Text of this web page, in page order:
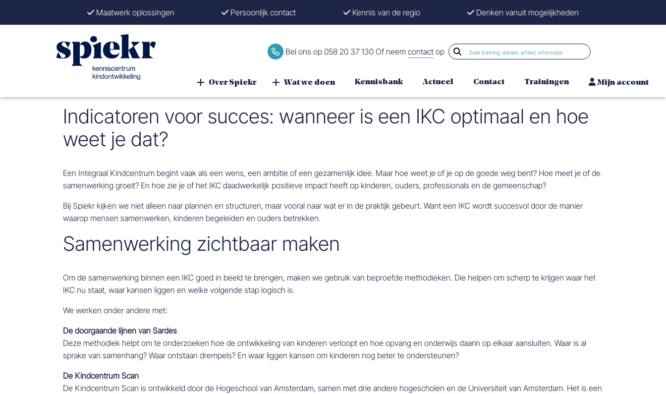
Maatwerk oplossingen Persoonlijk contact Kennis van de regio Denken vanuit mogelijkheden
Over Spiekr Wat we doen Kennisbank Actueel Contact Trainingen Mijn account
Bel ons op 058 20 37 130 Of neem contact op
Indicatoren voor succes: wanneer is een IKC optimaal en hoe
weet je dat?
Een Integraal Kindcentrum begint vaak als een wens, een ambitie of een gezamenlijk idee. Maar hoe weet je of je op de goede weg bent? Hoe meet je of de
samenwerking groeit? En hoe zie je of het IKC daadwerkelijk positieve impact heeft op kinderen, ouders, professionals en de gemeenschap?
Bij Spiekr kijken we niet alleen naar plannen en structuren, maar vooral naar wat er in de praktijk gebeurt. Want een IKC wordt succesvol door de manier
waarop mensen samenwerken, kinderen begeleiden en ouders betrekken.
Samenwerking zichtbaar maken
Om de samenwerking binnen een IKC goed in beeld te brengen, maken we gebruik van beproefde methodieken. Die helpen om scherp te krijgen waar het
IKC nu staat, waar kansen liggen en welke volgende stap logisch is.
We werken onder andere met:
De doorgaande lijnen van Sardes
Deze methodiek helpt om te onderzoeken hoe de ontwikkeling van kinderen verloopt en hoe opvang en onderwijs daarin op elkaar aansluiten. Waar is al
sprake van samenhang? Waar ontstaan drempels? En waar liggen kansen om kinderen nog beter te ondersteunen?
De Kindcentrum Scan
De Kindcentrum Scan is ontwikkeld door de Hogeschool van Amsterdam, samen met drie andere hogescholen en de Universiteit van Amsterdam. Het is een